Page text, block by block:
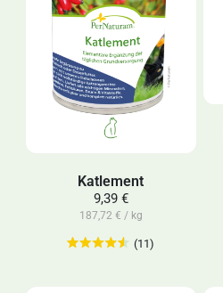
Katlement
9,39 €
187,72 € / kg
(11)